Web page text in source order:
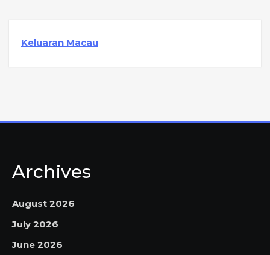
Keluaran Macau
Archives
August 2026
July 2026
June 2026